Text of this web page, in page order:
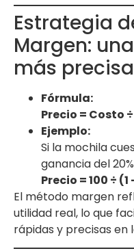
Estrategia
Margen:
más precisa
Fórmula:
Precio = Costo
Ejemplo:
Si la mochila
ganancia del
Precio = 100 ÷
El método margen
utilidad real, lo que
rápidas y precisas en